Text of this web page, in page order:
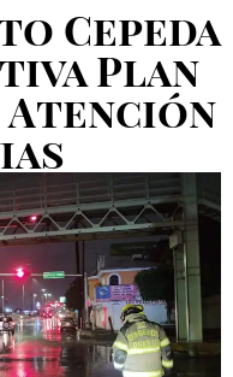
Cepeda
Plan
Atención